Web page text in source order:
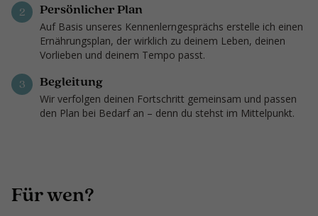
2 Persönlicher Plan
Auf Basis unseres Kennenlerngesprächs erstelle ich einen
Ernährungsplan, der wirklich zu deinem Leben, deinen
Vorlieben und deinem Tempo passt.
3 Begleitung
Wir verfolgen deinen Fortschritt gemeinsam und passen
den Plan bei Bedarf an – denn du stehst im Mittelpunkt.
Für wen?